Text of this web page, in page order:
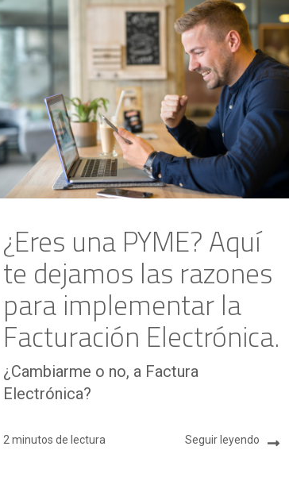
¿Eres una PYME? Aquí
te dejamos las razones
para implementar la
Facturación Electrónica.
¿Cambiarme o no, a Factura
Electrónica?
2 minutos de lectura Seguir leyendo